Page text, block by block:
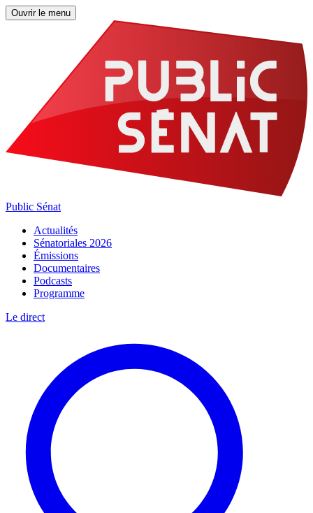
Ouvrir le menu
Public Sénat
Actualités
Sénatoriales 2026
Émissions
Documentaires
Podcasts
Programme
Le direct